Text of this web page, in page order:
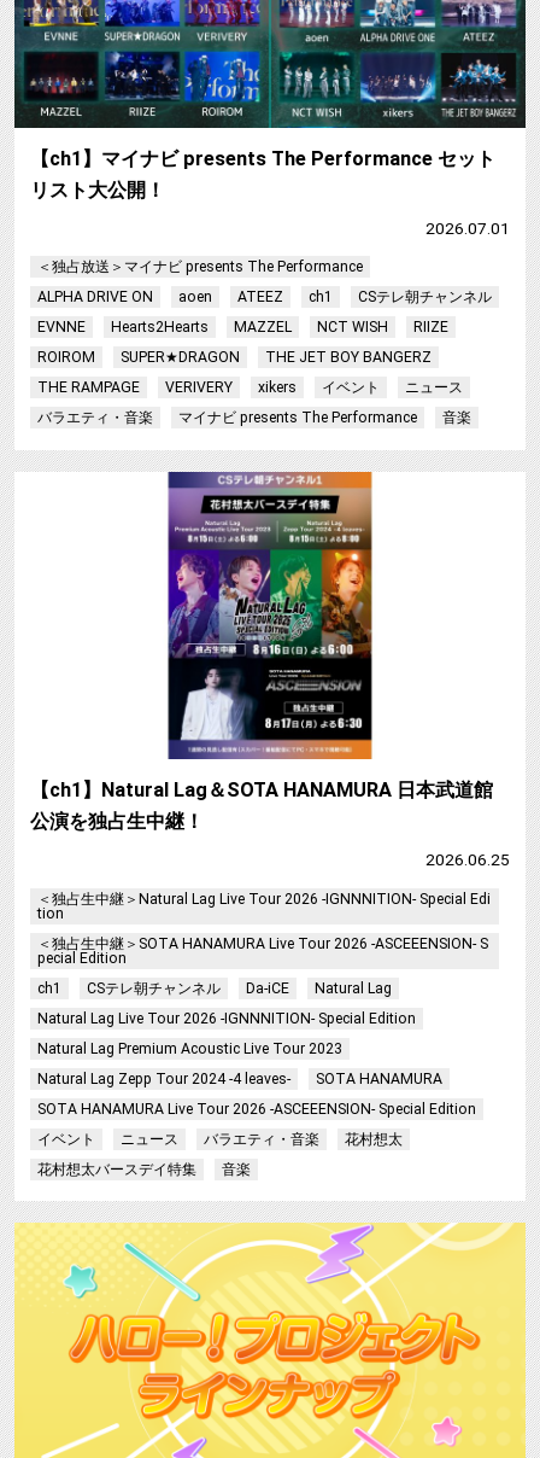
【ch1】マイナビ presents The Performance セット
リスト大公開！
2026.07.01
＜独占放送＞マイナビ presents The Performance
ALPHA DRIVE ON
aoen ATEEZ ch1
CSテレ朝チャンネル
EVNNE
Hearts2Hearts MAZZEL NCT WISH
RIIZE
ROIROM
SUPER★DRAGON
THE JET BOY BANGERZ
THE RAMPAGE
VERIVERY xikers イベント
ニュース
バラエティ・音楽
マイナビ presents The Performance 音楽
【ch1】Natural Lag＆SOTA HANAMURA 日本武道館
公演を独占生中継！
2026.06.25
＜独占生中継＞Natural Lag Live Tour 2026 -IGNNNITION- Special Edi
tion
＜独占生中継＞SOTA HANAMURA Live Tour 2026 -ASCEEENSION- S
pecial Edition
ch1
CSテレ朝チャンネル Da-iCE
Natural Lag
Natural Lag Live Tour 2026 -IGNNNITION- Special Edition
Natural Lag Premium Acoustic Live Tour 2023
Natural Lag Zepp Tour 2024 -4 leaves-
SOTA HANAMURA
SOTA HANAMURA Live Tour 2026 -ASCEEENSION- Special Edition
イベント
ニュース バラエティ・音楽
花村想太
花村想太バースデイ特集
音楽